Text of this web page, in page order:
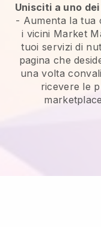
Unisciti a uno
- Aumenta la tua
i vicini Market
tuoi servizi di
pagina che
una volta
ricevere le